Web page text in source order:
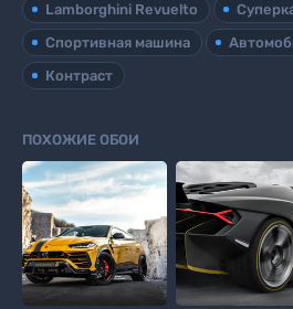
Lamborghini Revuelto
Спортивная машина
Контраст
ПОХОЖИЕ ОБОИ